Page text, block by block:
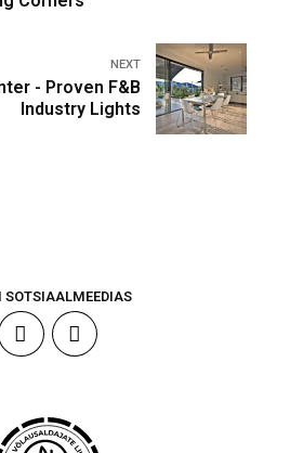
NEXT
- Proven F&B
Industry Lights
SOTSIAALMEEDIAS